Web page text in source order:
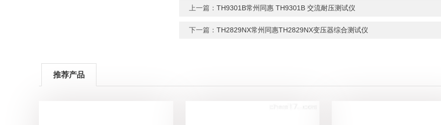
上一篇： TH9301B常州同惠 TH9301B 交流耐压测试仪
下一篇： TH2829NX常州同惠TH2829NX变压器综合测试仪
推荐产品